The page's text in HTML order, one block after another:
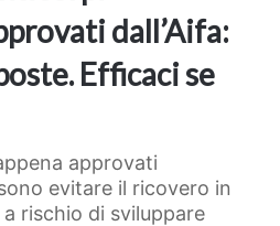
dall’Aifa:
Efficaci se
approvati
evitare il ricovero in
rischio di sviluppare